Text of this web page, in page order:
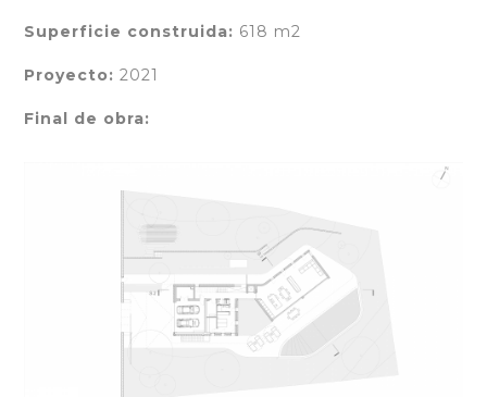
Superficie construida: 618 m2
Proyecto: 2021
Final de obra: